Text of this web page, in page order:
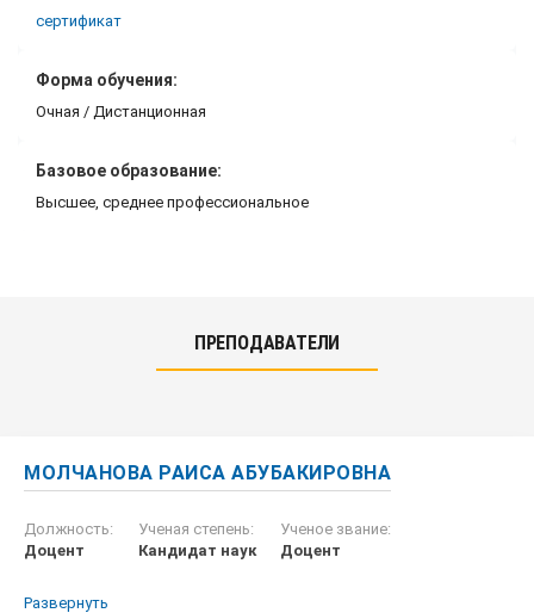
сертификат
Форма обучения:
Очная / Дистанционная
Базовое образование:
Высшее, среднее профессиональное
ПРЕПОДАВАТЕЛИ
МОЛЧАНОВА РАИСА АБУБАКИРОВНА
Должность:
Доцент
Ученая степень:
Кандидат наук
Ученое звание:
Доцент
Развернуть